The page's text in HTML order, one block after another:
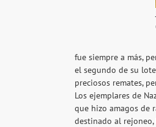
fue siempre a más,
el segundo de su
preciosos remates,
Los ejemplares de
que hizo amagos de
destinado al